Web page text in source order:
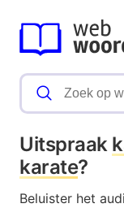
Uitspraak
karate?
Beluister het